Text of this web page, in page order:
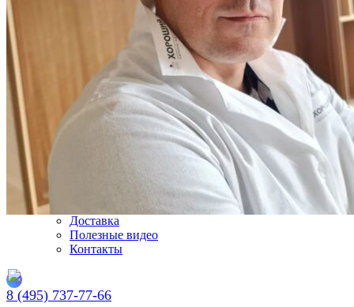
обработку своих персональных данных
соглашаюсь с
политикой конфиденциальности.
Заказать
Ваш заказ отправлен!
Подбирайте паркет по индивидуальным параметрам
Просто кликайте по этой кнопке
Подобрать паркет
Доставка
Полезные видео
Контакты
8 (495) 737-77-66